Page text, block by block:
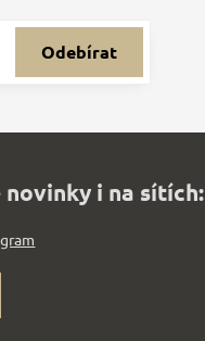
Odebírat
novinky i na sítích: